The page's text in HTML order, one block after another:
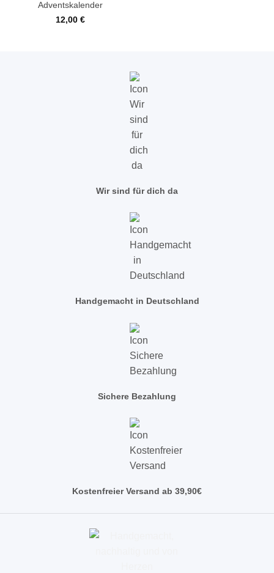
Adventskalender
12,00 €
Wir sind für dich da
Handgemacht in Deutschland
Sichere Bezahlung
Kostenfreier Versand ab 39,90€